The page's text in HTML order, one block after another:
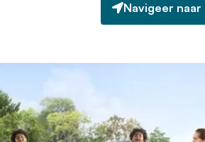
Navigeer naar